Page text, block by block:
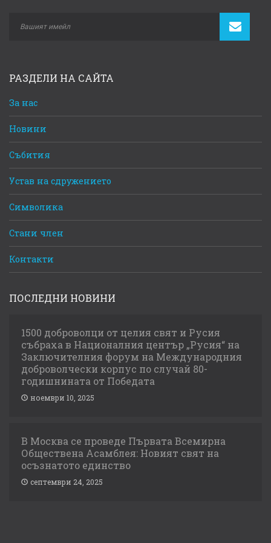
РАЗДЕЛИ НА САЙТА
За нас
Новини
Събития
Устав на сдружението
Символика
Стани член
Контакти
ПОСЛЕДНИ НОВИНИ
1500 доброволци от целия свят и Русия
събраха в Националния център „Русия“ на
Заключителния форум на Международния
доброволчески корпус по случай 80-
годишнината от Победата
ноември 10, 2025
В Москва се проведе Първата Всемирна
Обществена Асамблея: Новият свят на
осъзнатото единство
септември 24, 2025